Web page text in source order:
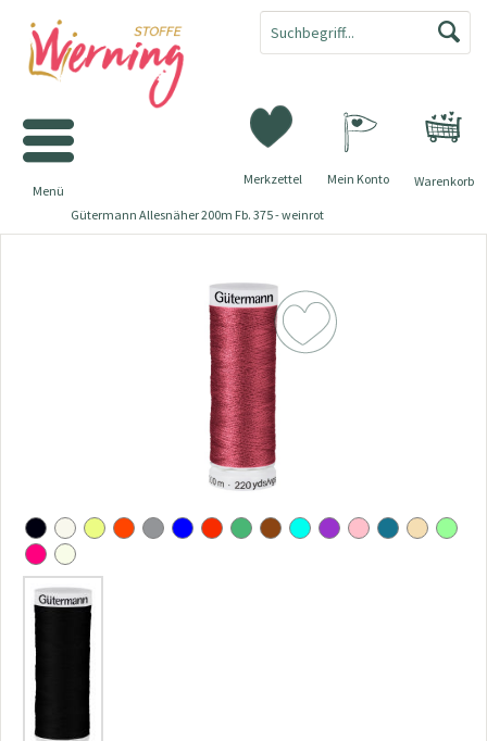
Warenkorb
Merkzettel Mein Konto
Menü
Gütermann Allesnäher 200m Fb. 375 - weinrot